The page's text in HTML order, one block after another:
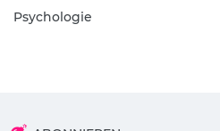
Psychologie